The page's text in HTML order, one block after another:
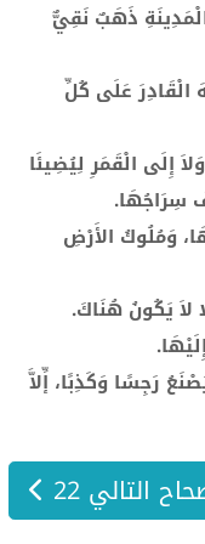
ذَهَبٌ نَقِيٌّ
الْقَادِرَ عَلَى كُلِّ
إِلَى الْقَمَرِ لِيُضِيئَا
سِرَاجُهَا.
وَمُلُوكُ الأَرْضِ
لاَ يَكُونُ هُنَاكَ.
رَجِسًا وَكَذِبًا، إِّلاَّ
التالي 22